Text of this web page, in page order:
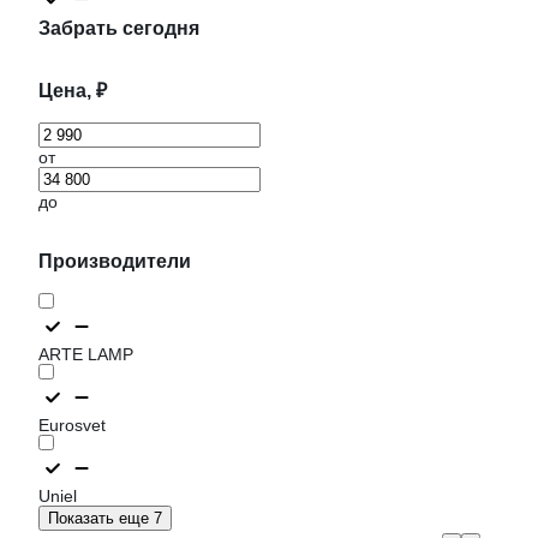
Забрать сегодня
Цена, ₽
от
до
Производители
ARTE LAMP
Eurosvet
Uniel
Показать еще 7